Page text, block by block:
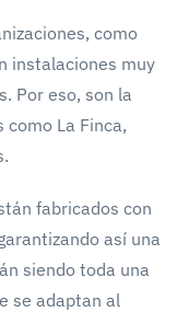
como
instalaciones muy
Por eso, son la
La Finca,
fabricados con
así una
siendo toda una
se adaptan al